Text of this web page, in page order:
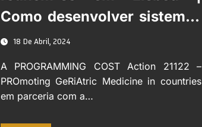
Como desenvolver sistemas
de saúde que melhorem a
qualidade de vida dos mais
velhos?
18 De Abril, 2024
A PROGRAMMING COST Action 21122 –
PROmoting GeRiAtric Medicine in countries
em parceria com a…